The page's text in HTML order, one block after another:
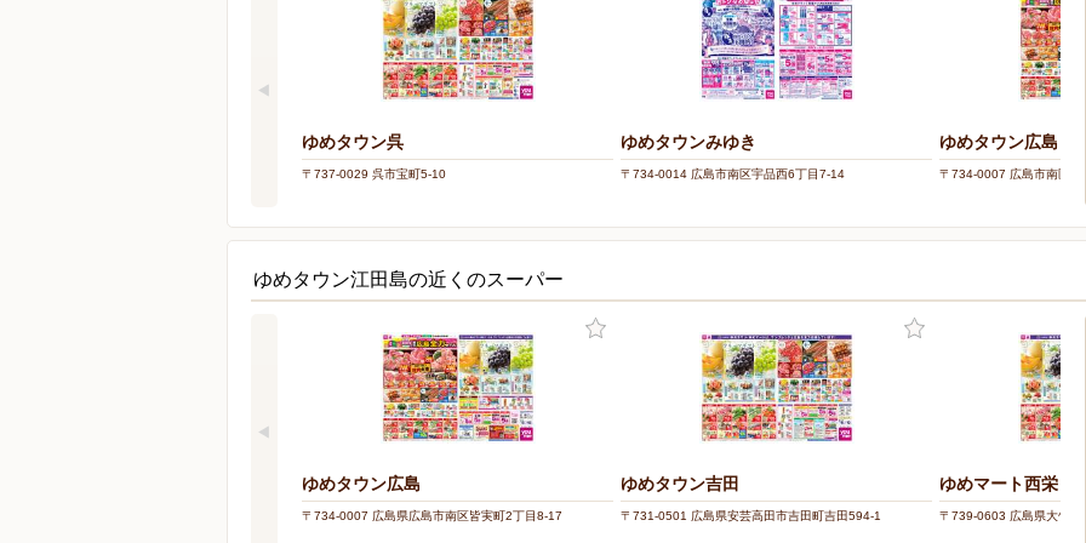
ゆめタウン呉
〒737-0029 呉市宝町5-10
ゆめタウンみゆき
〒734-0014 広島市南区宇品西6丁目7-14
ゆめタウン広島
〒734-0007 広島市南区皆
ゆめタウン江田島の近くのスーパー
ゆめタウン広島
〒734-0007 広島県広島市南区皆実町2丁目8-17
ゆめタウン吉田
〒731-0501 広島県安芸高田市吉田町吉田594-1
ゆめマート西栄
〒739-0603 広島県大竹市